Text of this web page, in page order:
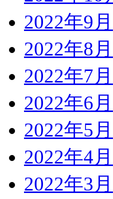
2022年9月
2022年8月
2022年7月
2022年6月
2022年5月
2022年4月
2022年3月